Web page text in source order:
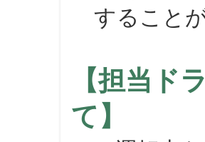
すること
【担当ド
て】